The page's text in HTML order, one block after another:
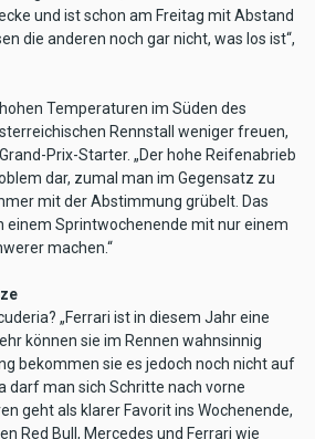
und ist schon am Freitag mit Abstand
die anderen noch gar nicht, was los ist“,
Temperaturen im Süden des
Rennstall weniger freuen,
Prix-Starter. „Der hohe Reifenabrieb
dar, zumal man im Gegensatz zu
mit der Abstimmung grübelt. Das
einem Sprintwochenende mit nur einem
machen.“
„Ferrari ist in diesem Jahr eine
können sie im Rennen wahnsinnig
bekommen sie es jedoch noch nicht auf
darf man sich Schritte nach vorne
geht als klarer Favorit ins Wochenende,
Red Bull, Mercedes und Ferrari wie